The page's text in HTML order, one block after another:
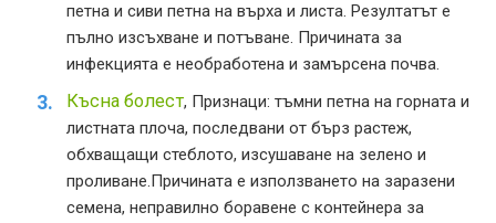
петна и сиви петна на върха и листа. Резултатът е
пълно изсъхване и потъване. Причината за
инфекцията е необработена и замърсена почва.
Късна болест, Признаци: тъмни петна на горната и
листната плоча, последвани от бърз растеж,
обхващащи стеблото, изсушаване на зелено и
проливане.Причината е използването на заразени
семена, неправилно боравене с контейнера за